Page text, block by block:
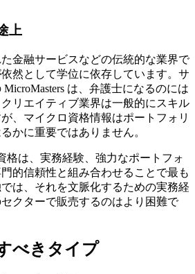
上
金融サービスなどの伝統的な業界で
然として学位に依存しています。サ
は、弁護士になるのには
リエイティブ業界は一般的にスキル
、マイクロ資格情報はポートフォリ
かに重要ではありません。
格は、実務経験、強力なポートフォ
的信頼性と組み合わせることで最も
は、それを文脈化するための実務経
クターで販売するのはより困難で
べきタイプ